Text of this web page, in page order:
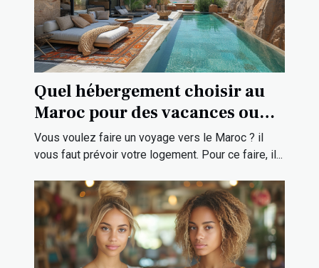
Quel hébergement choisir au
Maroc pour des vacances ou
une visite touristique ?
Vous voulez faire un voyage vers le Maroc ? il
vous faut prévoir votre logement. Pour ce faire, il...